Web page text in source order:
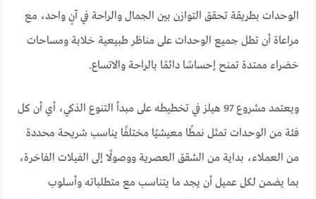
الوحدات بطريقة تحقق التوازن بين الجمال والراحة في آنٍ واحد، مع
مراعاة أن تطل جميع الوحدات على مناظر طبيعية خلابة ومساحات
خضراء ممتدة تمنح إحساسًا دائمًا بالراحة والاتساع.
ويعتمد مشروع 97 هيلز في تخطيطه على مبدأ التنوع الذكي، أي أن كل
فئة من الوحدات تمثل نمطًا معيشيًا مختلفًا يناسب شريحة محددة
من العملاء، بداية من الشقق العصرية ووصولًا إلى الفيلات الفاخرة،
بما يضمن لكل عميل أن يجد ما يتناسب مع متطلباته وأسلوب